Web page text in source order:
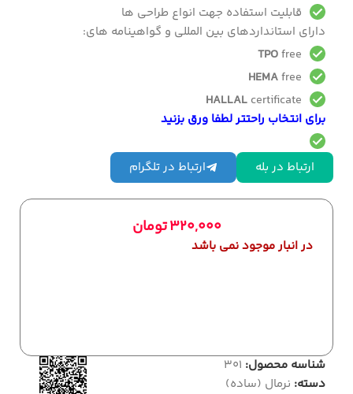
قابلیت استفاده جهت انواع طراحی ها
دارای استانداردهای بین المللی و گواهینامه های:
TPOfree
HEMAfree
HALLAL certificate
برای انتخاب راحتتر لطفا ورق بزنید
ارتباط در بله ارتباط در تلگرام
320,000تومان
در انبار موجود نمی باشد
شناسه محصول: 301
دسته: نرمال (ساده)